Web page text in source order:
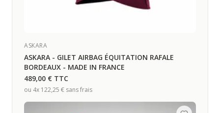
ASKARA
ASKARA - GILET AIRBAG ÉQUITATION RAFALE
BORDEAUX - MADE IN FRANCE
489,00 € TTC
ou 4x 122,25 € sans frais